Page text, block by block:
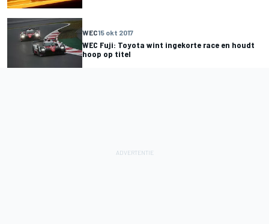
WEC15 okt 2017
WEC Fuji: Toyota wint ingekorte race en houdt
hoop op titel